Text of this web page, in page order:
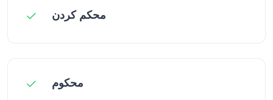
محکم کردن
محکوم